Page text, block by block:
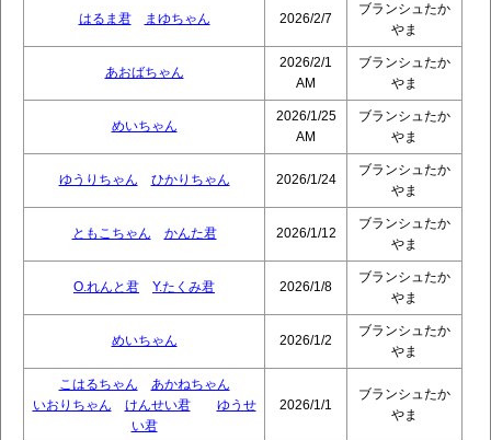
はるま君 まゆちゃん 2026/2/7
ブランシュたか
やま
あおばちゃん
2026/2/1
AM
ブランシュたか
やま
めいちゃん
2026/1/25
AM
ブランシュたか
やま
ゆうりちゃん ひかりちゃん 2026/1/24
ブランシュたか
やま
ともこちゃん かんた君 2026/1/12
ブランシュたか
やま
O.れんと君 Y.たくみ君 2026/1/8
ブランシュたか
やま
めいちゃん 2026/1/2
ブランシュたか
やま
こはるちゃん
あかねちゃん
いおりちゃん
けんせい君
ゆうせ
い君
2026/1/1
ブランシュたか
やま